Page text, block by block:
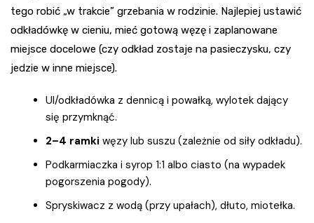
tego robić „w trakcie” grzebania w rodzinie. Najlepiej ustawić
odkładówkę w cieniu, mieć gotową węzę i zaplanowane
miejsce docelowe (czy odkład zostaje na pasieczysku, czy
jedzie w inne miejsce).
Ul/odkładówka z dennicą i powałką, wylotek dający
się przymknąć.
2–4 ramki węzy lub suszu (zależnie od siły odkładu).
Podkarmiaczka i syrop 1:1 albo ciasto (na wypadek
pogorszenia pogody).
Spryskiwacz z wodą (przy upałach), dłuto, miotełka.